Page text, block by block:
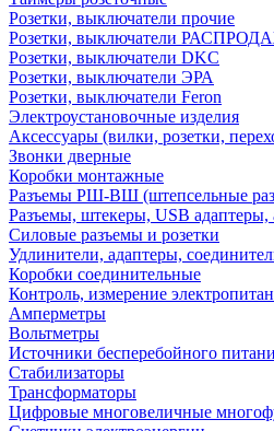
Розетки, выключатели прочие
Розетки, выключатели
Розетки, выключатели DKC
Розетки, выключатели ЭРА
Розетки, выключатели Feron
Электроустановочные изделия
Аксессуары (вилки, розетки,
Звонки дверные
Коробки монтажные
Разъемы РШ-ВШ (штепсельные
Разъемы, штекеры, USB адаптеры,
Силовые разъемы и розетки
Удлинители, адаптеры,
Коробки соединительные
Контроль, измерение
Амперметры
Вольтметры
Источники бесперебойного
Стабилизаторы
Трансформаторы
Цифровые многовеличные